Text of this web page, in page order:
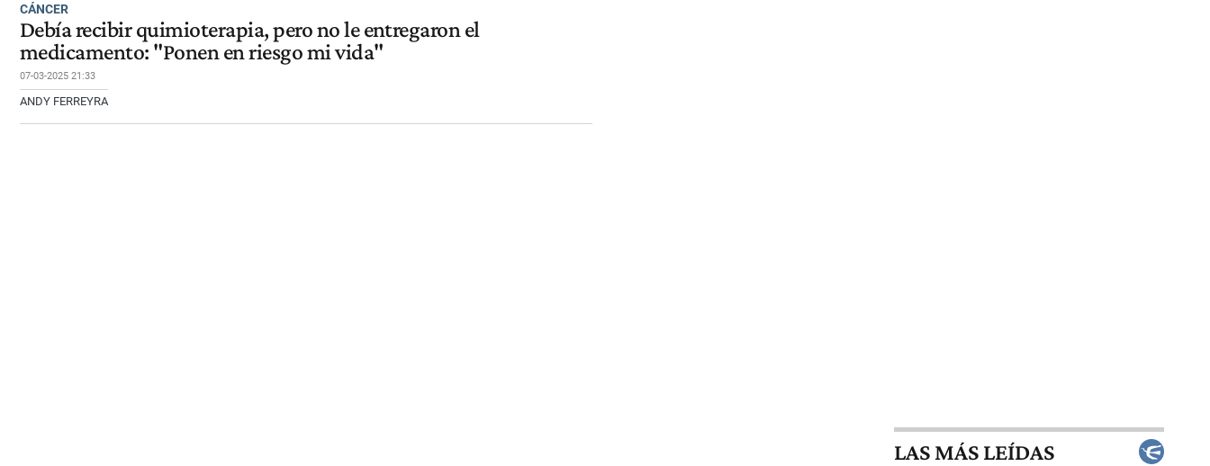
CÁNCER
Debía recibir quimioterapia, pero no le entregaron el
medicamento: "Ponen en riesgo mi vida"
07-03-2025 21:33
ANDY FERREYRA
LAS MÁS LEÍDAS